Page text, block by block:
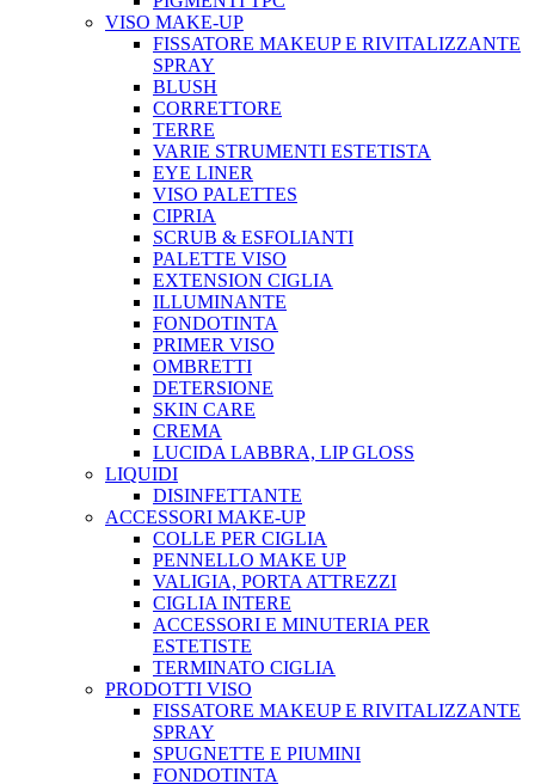
VISO MAKE-UP
FISSATORE MAKEUP E RIVITALIZZANTE
SPRAY
BLUSH
CORRETTORE
TERRE
VARIE STRUMENTI ESTETISTA
EYE LINER
VISO PALETTES
CIPRIA
SCRUB & ESFOLIANTI
PALETTE VISO
EXTENSION CIGLIA
ILLUMINANTE
FONDOTINTA
PRIMER VISO
OMBRETTI
DETERSIONE
SKIN CARE
CREMA
LUCIDA LABBRA, LIP GLOSS
LIQUIDI
DISINFETTANTE
ACCESSORI MAKE-UP
COLLE PER CIGLIA
PENNELLO MAKE UP
VALIGIA, PORTA ATTREZZI
CIGLIA INTERE
ACCESSORI E MINUTERIA PER
ESTETISTE
TERMINATO CIGLIA
PRODOTTI VISO
FISSATORE MAKEUP E RIVITALIZZANTE
SPRAY
SPUGNETTE E PIUMINI
FONDOTINTA